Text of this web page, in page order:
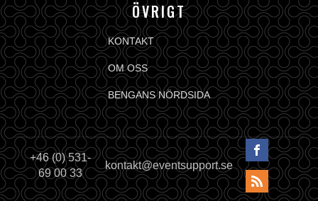
ÖVRIGT
KONTAKT
OM OSS
BENGANS NÖRDSIDA
+46 (0) 531-
69 00 33
kontakt@eventsupport.se